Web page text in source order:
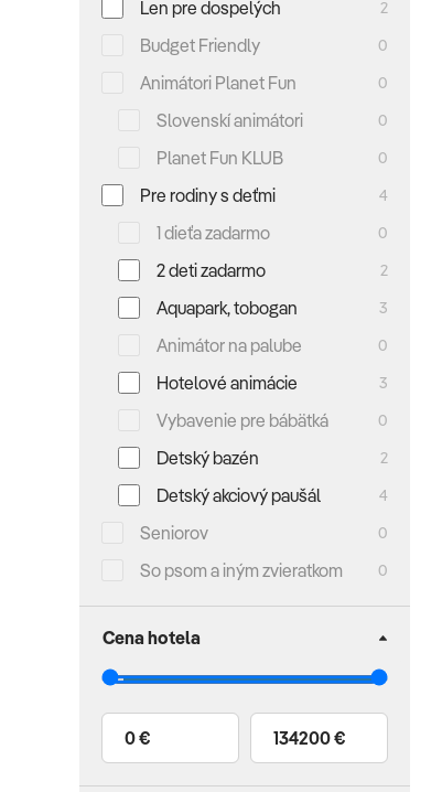
Len pre dospelých 2
Budget Friendly 0
Animátori Planet Fun 0
Slovenskí animátori 0
Planet Fun KLUB 0
Pre rodiny s deťmi 4
1 dieťa zadarmo 0
2 deti zadarmo 2
Aquapark, tobogan 3
Animátor na palube 0
Hotelové animácie 3
Vybavenie pre bábätká 0
Detský bazén 2
Detský akciový paušál 4
Seniorov 0
So psom a iným zvieratkom 0
Cena hotela
0 € 134200 €